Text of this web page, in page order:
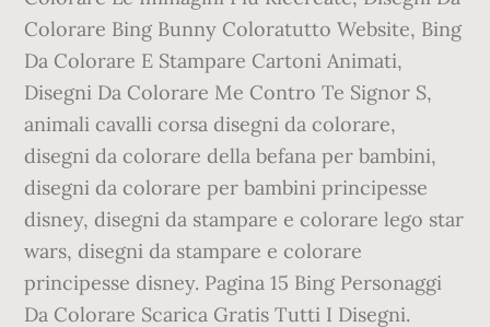
Colorare Bing Bunny Coloratutto Website, Bing
Da Colorare E Stampare Cartoni Animati,
Disegni Da Colorare Me Contro Te Signor S,
animali cavalli corsa disegni da colorare,
disegni da colorare della befana per bambini,
disegni da colorare per bambini principesse
disney, disegni da stampare e colorare lego star
wars, disegni da stampare e colorare
principesse disney. Pagina 15 Bing Personaggi
Da Colorare Scarica Gratis Tutti I Disegni.